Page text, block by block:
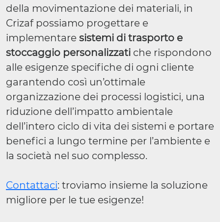
della movimentazione dei materiali, in
Crizaf possiamo progettare e
implementare sistemi di trasporto e
stoccaggio personalizzati che rispondono
alle esigenze specifiche di ogni cliente
garantendo così un’ottimale
organizzazione dei processi logistici, una
riduzione dell’impatto ambientale
dell’intero ciclo di vita dei sistemi e portare
benefici a lungo termine per l’ambiente e
la società nel suo complesso.
Contattaci: troviamo insieme la soluzione
migliore per le tue esigenze!